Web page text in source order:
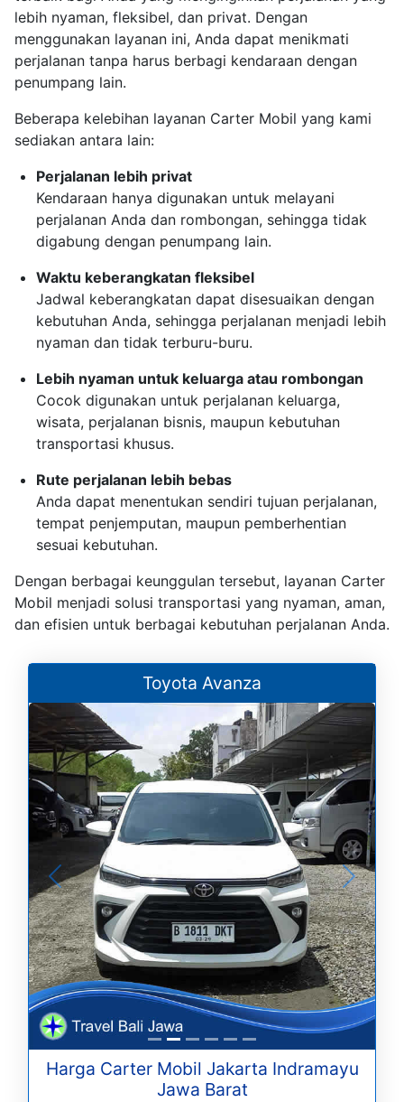
lebih nyaman, fleksibel, dan privat. Dengan
menggunakan layanan ini, Anda dapat menikmati
perjalanan tanpa harus berbagi kendaraan dengan
penumpang lain.
Beberapa kelebihan layanan Carter Mobil yang kami
sediakan antara lain:
Perjalanan lebih privat
Kendaraan hanya digunakan untuk melayani
perjalanan Anda dan rombongan, sehingga tidak
digabung dengan penumpang lain.
Waktu keberangkatan fleksibel
Jadwal keberangkatan dapat disesuaikan dengan
kebutuhan Anda, sehingga perjalanan menjadi lebih
nyaman dan tidak terburu-buru.
Lebih nyaman untuk keluarga atau rombongan
Cocok digunakan untuk perjalanan keluarga,
wisata, perjalanan bisnis, maupun kebutuhan
transportasi khusus.
Rute perjalanan lebih bebas
Anda dapat menentukan sendiri tujuan perjalanan,
tempat penjemputan, maupun pemberhentian
sesuai kebutuhan.
Dengan berbagai keunggulan tersebut, layanan Carter
Mobil menjadi solusi transportasi yang nyaman, aman,
dan efisien untuk berbagai kebutuhan perjalanan Anda.
Toyota Avanza
Harga Carter Mobil Jakarta Indramayu
Jawa Barat